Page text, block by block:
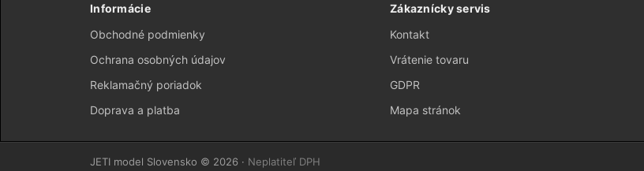
Informácie
Obchodné podmienky
Ochrana osobných údajov
Reklamačný poriadok
Doprava a platba
Zákaznícky servis
Kontakt
Vrátenie tovaru
GDPR
Mapa stránok
JETI model Slovensko © 2026 · Neplatiteľ DPH